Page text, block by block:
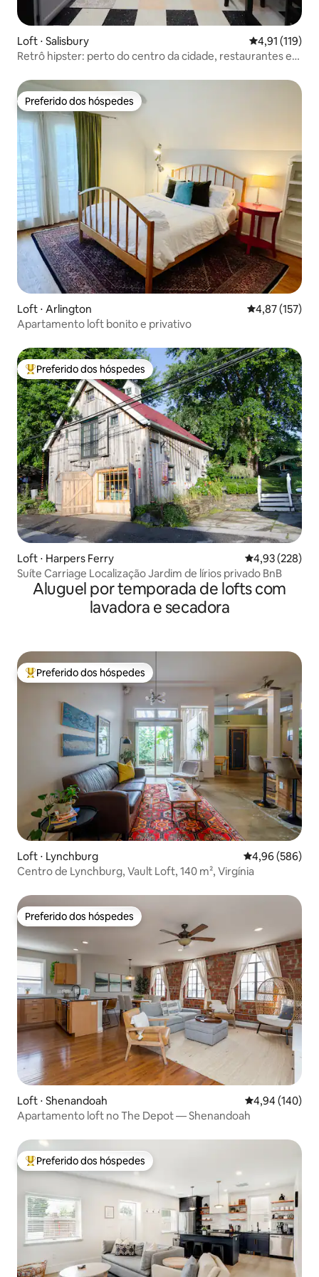
Loft ⋅ Salisbury 4,91 de uma
4,91 (119)
Retrô hipster: perto do centro da cidade, restaurantes e
Preferido dos hóspedes
Preferido dos hóspedes
Loft ⋅ Arlington 4,87 de uma
4,87 (157)
Apartamento loft bonito e privativo
Entre os melhores preferidos dos hóspedes
Preferido dos hóspedes
Loft ⋅ Harpers Ferry 4,93 de uma
4,93 (228)
Suíte Carriage Localização Jardim de lírios privado BnB
Aluguel por temporada de lofts com
lavadora e secadora
Entre os melhores preferidos dos hóspedes
Preferido dos hóspedes
Loft ⋅ Lynchburg 4,96 de uma
4,96 (586)
Centro de Lynchburg, Vault Loft, 140 m², Virgínia
Preferido dos hóspedes
Preferido dos hóspedes
Loft ⋅ Shenandoah 4,94 de uma
4,94 (140)
Apartamento loft no The Depot — Shenandoah
Entre os melhores preferidos dos hóspedes
Preferido dos hóspedes